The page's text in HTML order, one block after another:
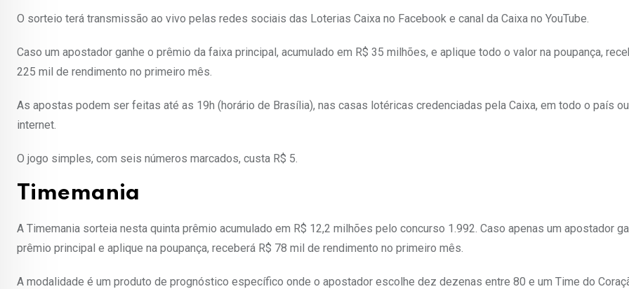
O sorteio terá transmissão ao vivo pelas redes sociais das Loterias Caixa no Facebook e canal da Caixa no YouTube.
Caso um apostador ganhe o prêmio da faixa principal, acumulado em R$ 35 milhões, e aplique todo o valor na poupança,
225 mil de rendimento no primeiro mês.
As apostas podem ser feitas até as 19h (horário de Brasília), nas casas lotéricas credenciadas pela Caixa, em todo o país
internet.
O jogo simples, com seis números marcados, custa R$ 5.
Timemania
A Timemania sorteia nesta quinta prêmio acumulado em R$ 12,2 milhões pelo concurso 1.992. Caso apenas um apostador
prêmio principal e aplique na poupança, receberá R$ 78 mil de rendimento no primeiro mês.
A modalidade é um produto de prognóstico específico onde o apostador escolhe dez dezenas entre 80 e um Time do